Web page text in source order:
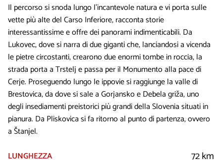
Il percorso si snoda lungo l’incantevole natura e vi porta sulle
vette più alte del Carso Inferiore, racconta storie
interessantissime e offre dei panorami indimenticabili. Da
Lukovec, dove si narra di due giganti che, lanciandosi a vicenda
le pietre circostanti, crearono due enormi tombe in roccia, la
strada porta a Trstelj e passa per il Monumento alla pace di
Cerje. Proseguendo lungo le ippovie si raggiunge la valle di
Brestovica, da dove si sale a Gorjansko e Debela griža, uno
degli insediamenti preistorici più grandi della Slovenia situati in
pianura. Da Pliskovica si fa ritorno al punto di partenza, ovvero
a Štanjel.
LUNGHEZZA
72 km